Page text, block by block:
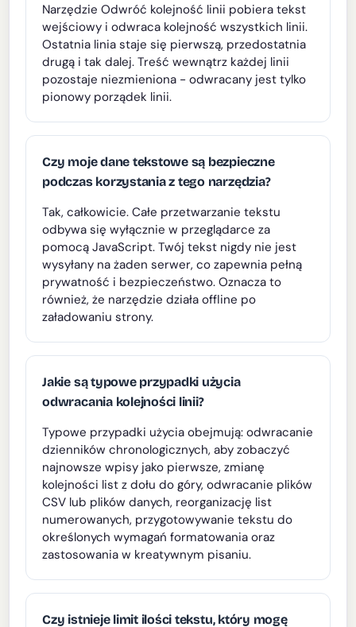
Narzędzie Odwróć kolejność linii pobiera tekst
wejściowy i odwraca kolejność wszystkich linii.
Ostatnia linia staje się pierwszą, przedostatnia
drugą i tak dalej. Treść wewnątrz każdej linii
pozostaje niezmieniona - odwracany jest tylko
pionowy porządek linii.
Czy moje dane tekstowe są bezpieczne
podczas korzystania z tego narzędzia?
Tak, całkowicie. Całe przetwarzanie tekstu
odbywa się wyłącznie w przeglądarce za
pomocą JavaScript. Twój tekst nigdy nie jest
wysyłany na żaden serwer, co zapewnia pełną
prywatność i bezpieczeństwo. Oznacza to
również, że narzędzie działa offline po
załadowaniu strony.
Jakie są typowe przypadki użycia
odwracania kolejności linii?
Typowe przypadki użycia obejmują: odwracanie
dzienników chronologicznych, aby zobaczyć
najnowsze wpisy jako pierwsze, zmianę
kolejności list z dołu do góry, odwracanie plików
CSV lub plików danych, reorganizację list
numerowanych, przygotowywanie tekstu do
określonych wymagań formatowania oraz
zastosowania w kreatywnym pisaniu.
Czy istnieje limit ilości tekstu, który mogę